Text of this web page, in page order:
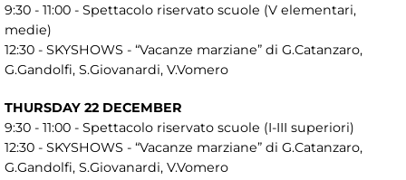
9:30 - 11:00 - Spettacolo riservato scuole (V elementari,
medie)
12:30 - SKYSHOWS - “Vacanze marziane” di G.Catanzaro,
G.Gandolfi, S.Giovanardi, V.Vomero
THURSDAY 22 DECEMBER
9:30 - 11:00 - Spettacolo riservato scuole (I-III superiori)
12:30 - SKYSHOWS - “Vacanze marziane” di G.Catanzaro,
G.Gandolfi, S.Giovanardi, V.Vomero